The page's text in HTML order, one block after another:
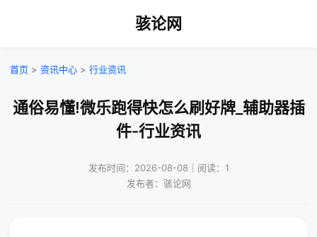
骇论网
首页 > 资讯中心 > 行业资讯
通俗易懂!微乐跑得快怎么刷好牌_辅助器插
件-行业资讯
发布时间：2026-08-08｜阅读：1
发布者：骇论网